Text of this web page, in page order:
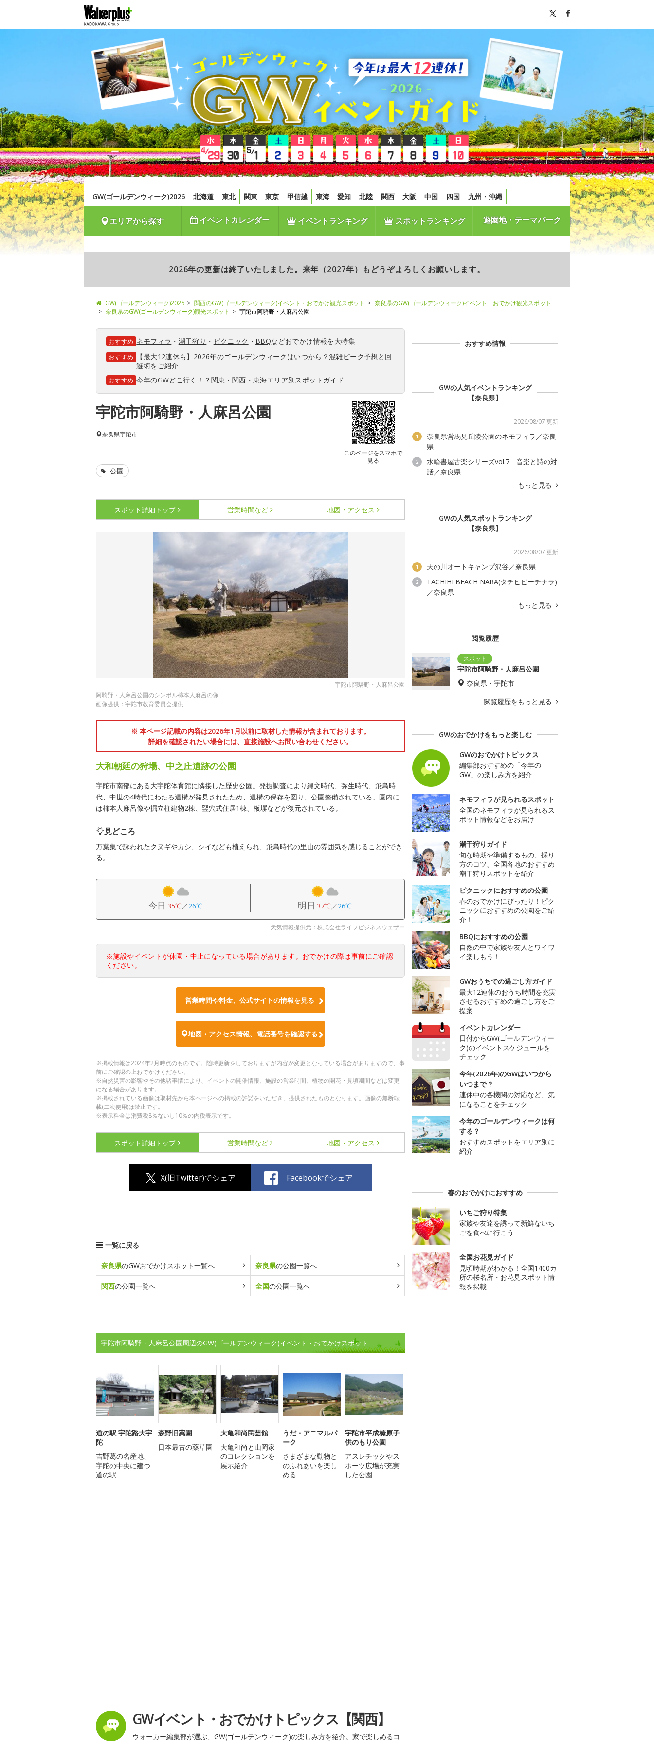
GW(ゴールデンウィーク)2026 北海道 東北 関東 東京 甲信越 東海 愛知 北陸 関西 大阪 中国 四国 九州・沖縄
エリアから探す イベントカレンダー イベントランキング スポットランキング 遊園地・テーマパーク
2026年の更新は終了いたしました。来年（2027年）もどうぞよろしくお願いします。
GW(ゴールデンウィーク)2026 関西のGW(ゴールデンウィーク)イベント・おでかけ観光スポット
奈良県のGW(ゴールデンウィーク)イベント・おでかけ観光スポット
奈良県のGW(ゴールデンウィーク)観光スポット
宇陀市阿騎野・人麻呂公園
おすすめ ネモフィラ ・ 潮干狩り ・ ピクニック ・ BBQなどおでかけ情報を大特集
おすすめ
【最大12連休も】2026年のゴールデンウィークはいつから？混雑ピーク予想と回
避術をご紹介
おすすめ 今年のGWどこ行く！？関東・関西・東海エリア別スポットガイド
宇陀市阿騎野・人麻呂公園
このページをスマホで
見る
奈良県宇陀市
公園
スポット詳細 トップ 営業時間など 地図・アクセス
宇陀市阿騎野・人麻呂公園
阿騎野・人麻呂公園のシンボル柿本人麻呂の像
画像提供：宇陀市教育委員会提供
※ 本ページ記載の内容は2026年1月以前に取材した情報が含まれております。
詳細を確認されたい場合には、直接施設へお問い合わせください。
大和朝廷の狩場、中之庄遺跡の公園
宇陀市南部にある大宇陀体育館に隣接した歴史公園。発掘調査により縄文時代、弥生時代、飛鳥時
代、中世の4時代にわたる遺構が発見されたため、遺構の保存を図り、公園整備されている。園内に
は柿本人麻呂像や掘立柱建物2棟、竪穴式住居1棟、板塀などが復元されている。
見どころ
万葉集で詠われたクヌギやカシ、シイなども植えられ、飛鳥時代の里山の雰囲気を感じることができ
る。
今日 35℃／26℃ 明日 37℃／26℃
天気情報提供元：株式会社ライフビジネスウェザー
※施設やイベントが休園・中止になっている場合があります。おでかけの際は事前にご確認
ください。
営業時間や料金、公式サイトの情報を見る
地図・アクセス情報、電話番号を確認する
※掲載情報は2024年2月時点のものです。随時更新をしておりますが内容が変更となっている場合がありますので、事
前にご確認の上おでかけください。
※自然災害の影響やその他諸事情により、イベントの開催情報、施設の営業時間、植物の開花・見頃期間などは変更
になる場合があります。
※掲載されている画像は取材先から本ページへの掲載の許諾をいただき、提供されたものとなります。画像の無断転
載(二次使用)は禁止です。
※表示料金は消費税8％ないし10％の内税表示です。
スポット詳細 トップ 営業時間など 地図・アクセス
X(旧Twitter)でシェア Facebookでシェア
一覧に戻る
奈良県のGWおでかけスポット一覧へ 奈良県の公園一覧へ
関西の公園一覧へ 全国の公園一覧へ
宇陀市阿騎野・人麻呂公園周辺のGW(ゴールデンウィーク)イベント・おでかけスポット
道の駅 宇陀路大宇
陀
吉野葛の名産地、
宇陀の中央に建つ
道の駅
森野旧薬園
日本最古の薬草園
大亀和尚民芸館
大亀和尚と山岡家
のコレクションを
展示紹介
うだ・アニマルパ
ーク
さまざまな動物と
のふれあいを楽し
める
宇陀市平成榛原子
供のもり公園
アスレチックやス
ポーツ広場が充実
した公園
GWイベント・おでかけトピックス【関西】
ウォーカー編集部が選ぶ、GW(ゴールデンウィーク)の楽しみ方を紹介。家で楽しめるコ
おすすめ情報
GWの人気イベントランキング
【奈良県】
2026/08/07 更新
1
奈良県営馬見丘陵公園のネモフィラ／奈良
県
2
水輪書屋古楽シリーズvol.7 音楽と詩の対
話／奈良県
もっと見る
GWの人気スポットランキング
【奈良県】
2026/08/07 更新
1 天の川オートキャンプ沢谷／奈良県
2
TACHIHI BEACH NARA(タチヒビーチナラ)
／奈良県
もっと見る
閲覧履歴
宇陀市阿騎野・人麻呂公園
奈良県・宇陀市
閲覧履歴をもっと見る
GWのおでかけをもっと楽しむ
GWのおでかけトピックス
編集部おすすめの「今年の
GW」の楽しみ方を紹介
ネモフィラが見られるスポット
全国のネモフィラが見られるス
ポット情報などをお届け
潮干狩りガイド
旬な時期や準備するもの、採り
方のコツ、全国各地のおすすめ
潮干狩りスポットを紹介
ピクニックにおすすめの公園
春のおでかけにぴったり！ピク
ニックにおすすめの公園をご紹
介！
BBQにおすすめの公園
自然の中で家族や友人とワイワ
イ楽しもう！
GWおうちでの過ごし方ガイド
最大12連休のおうち時間を充実
させるおすすめの過ごし方をご
提案
イベントカレンダー
日付からGW(ゴールデンウィー
ク)のイベントスケジュールを
チェック！
今年(2026年)のGWはいつから
いつまで？
連休中の各機関の対応など、気
になることをチェック
今年のゴールデンウィークは何
する？
おすすめスポットをエリア別に
紹介
春のおでかけにおすすめ
いちご狩り特集
家族や友達を誘って新鮮ないち
ごを食べに行こう
全国お花見ガイド
見頃時期がわかる！全国1400カ
所の桜名所・お花見スポット情
報を掲載